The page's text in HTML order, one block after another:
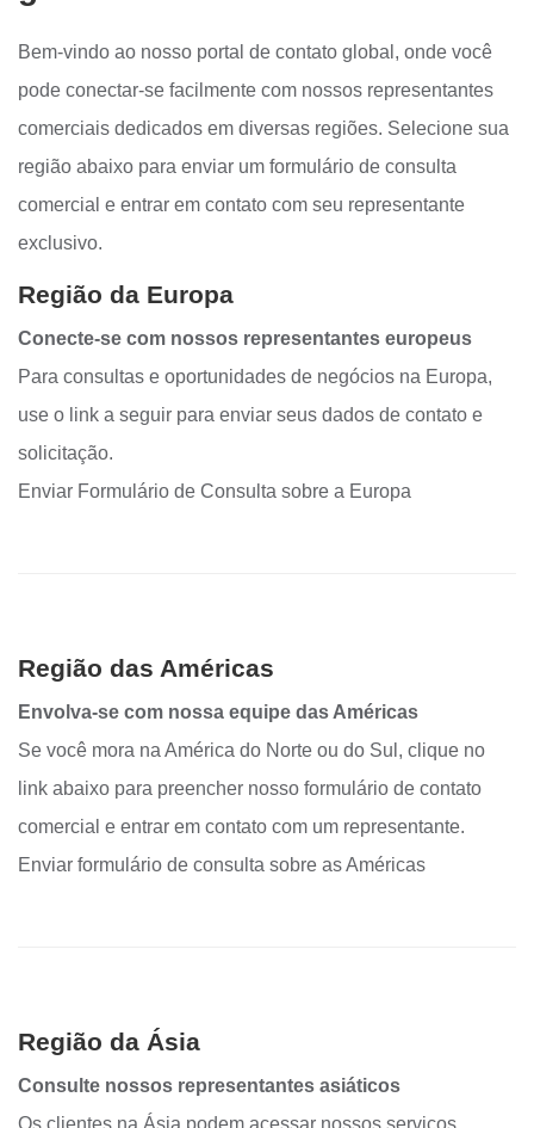
Bem-vindo ao nosso portal de contato global, onde você
pode conectar-se facilmente com nossos representantes
comerciais dedicados em diversas regiões. Selecione sua
região abaixo para enviar um formulário de consulta
comercial e entrar em contato com seu representante
exclusivo.
Região da Europa
Conecte-se com nossos representantes europeus
Para consultas e oportunidades de negócios na Europa,
use o link a seguir para enviar seus dados de contato e
solicitação.
Enviar Formulário de Consulta sobre a Europa
Região das Américas
Envolva-se com nossa equipe das Américas
Se você mora na América do Norte ou do Sul, clique no
link abaixo para preencher nosso formulário de contato
comercial e entrar em contato com um representante.
Enviar formulário de consulta sobre as Américas
Região da Ásia
Consulte nossos representantes asiáticos